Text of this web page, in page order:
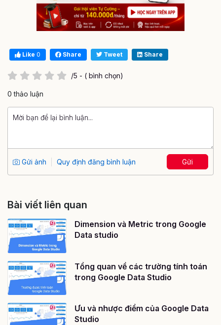
Like 0 Share Tweet Share
/5 - ( bình chọn)
0 thảo luận
Gửi ảnh Quy định đăng bình luận Gửi
Bài viết liên quan
Dimension và Metric trong Google
Data studio
Tổng quan về các trường tính toán
trong Google Data Studio
Ưu và nhược điểm của Google Data
Studio